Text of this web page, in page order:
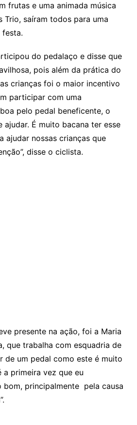
frutas e uma animada música
Trio, saíram todos para uma
festa.
do pedalaço e disse que
pois além da prática do
crianças foi o maior incentivo
participar com uma
pelo pedal beneficente, o
ajudar. É muito bacana ter esse
ajudar nossas crianças que
disse o ciclista.
presente na ação, foi a Maria
que trabalha com esquadria de
de um pedal como este é muito
a primeira vez que eu
principalmente pela causa